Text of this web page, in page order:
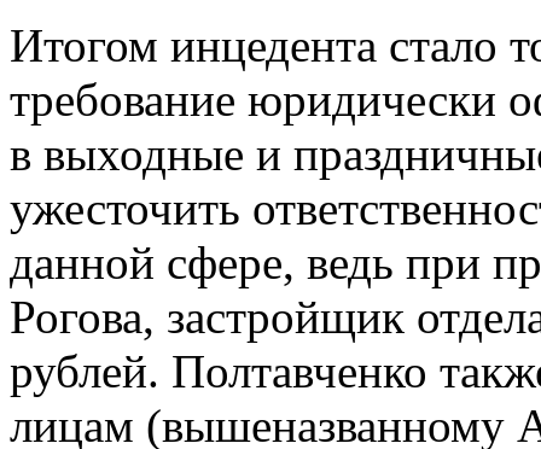
Итогом инцедента стало
требование юридически
в выходные и
ужесточить
данной сфере, ведь при
Рогова, застройщик
рублей. Полтавченко
лицам (вышеназванному